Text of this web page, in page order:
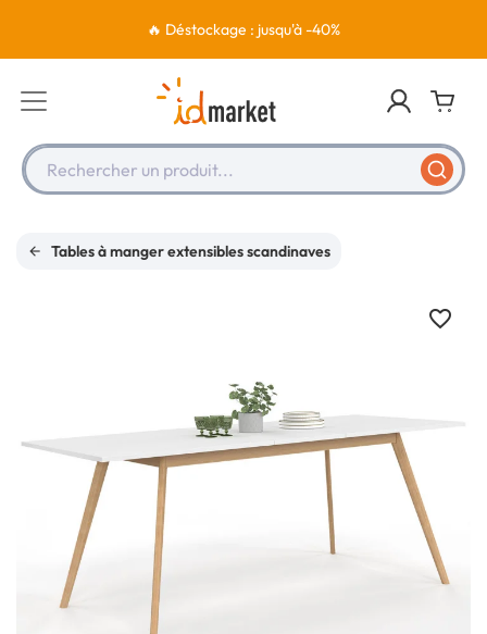
🔥 Déstockage : jusqu'à -40%
Rechercher un produit...
Tables à manger extensibles scandinaves
favorite_border